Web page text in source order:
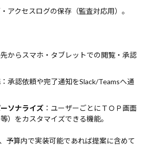
アクセスログの保存（監査対応用）。
先からスマホ・タブレットでの閲覧・承認
：承認依頼や完了通知をSlack/Teamsへ通
ソナライズ ：ユーザーごとにＴＯＰ画面
）をカスタマイズできる機能。
予算内で実装可能であれば提案に含めて